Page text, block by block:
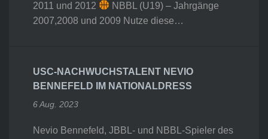
2011 und 2012
NBBL (U19) – Jahrgänge
2007,2008 und 2009 Nutze diese…
USC-NACHWUCHSTALENT NEVIO
BENNEFELD IM NATIONALDRESS
6 Aug. 2023
Nevio Bennefeld, JBBL- und NBBL-Spieler des